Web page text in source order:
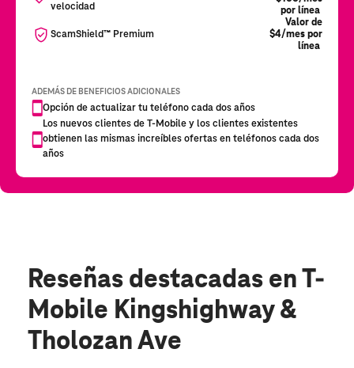
Reseñas destacadas en T-
Mobile Kingshighway &
Tholozan Ave